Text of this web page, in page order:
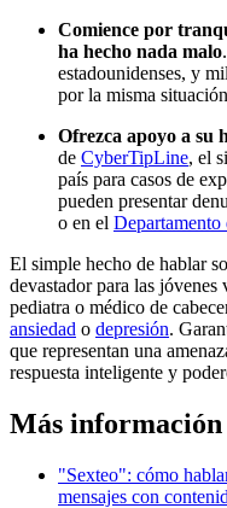
Comience por
ha hecho nada malo
estadounidenses, y
por la misma
Ofrezca apoyo a su
de CyberTipLine, el
país para casos de
pueden presentar
o en el
El simple hecho de hablar
devastador para las
pediatra o médico de
ansiedad o depresión.
que representan una
respuesta inteligente y
Más información
"Sexteo": cómo
mensajes con